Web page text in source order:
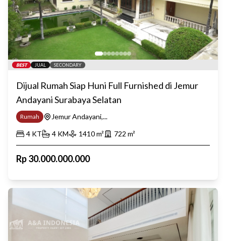
BEST JUAL SECONDARY
Dijual Rumah Siap Huni Full Furnished di Jemur
Andayani Surabaya Selatan
Rumah
Jemur Andayani,...
4 KT 4 KM 1410m² 722 m²
Rp30.000.000.000